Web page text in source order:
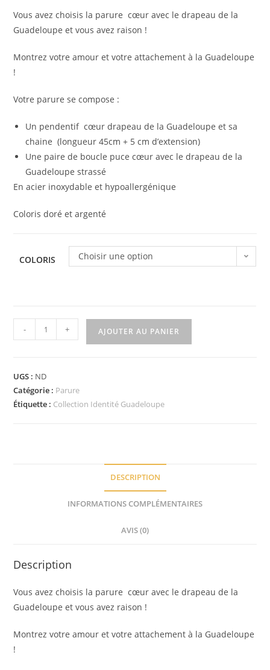
à
€ 55,00
Vous avez choisis la parure cœur avec le drapeau de la
Guadeloupe et vous avez raison !
Montrez votre amour et votre attachement à la Guadeloupe
!
Votre parure se compose :
Un pendentif cœur drapeau de la Guadeloupe et sa
chaine (longueur 45cm + 5 cm d’extension)
Une paire de boucle puce cœur avec le drapeau de la
Guadeloupe strassé
En acier inoxydable et hypoallergénique
Coloris doré et argenté
COLORIS Choisir une option
quantité
de
drapeau
de
- + AJOUTER AU PANIER
UGS : ND
Catégorie : Parure
Étiquette : Collection Identité Guadeloupe
DESCRIPTION
INFORMATIONS COMPLÉMENTAIRES
AVIS (0)
Description
Vous avez choisis la parure cœur avec le drapeau de la
Guadeloupe et vous avez raison !
Montrez votre amour et votre attachement à la Guadeloupe
!